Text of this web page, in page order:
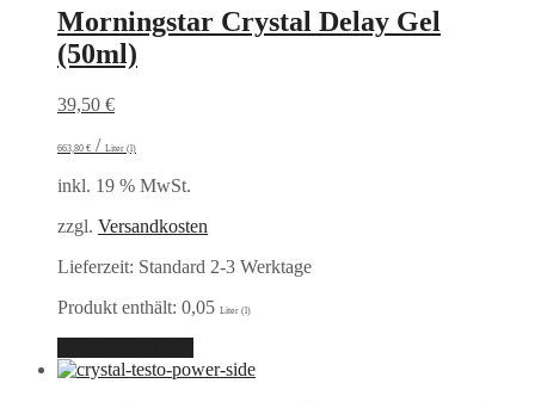
Morningstar Crystal Delay Gel
(50ml)
39,50 €
663,80 € / Liter (l)
inkl. 19 % MwSt.
zzgl. Versandkosten
Lieferzeit: Standard 2-3 Werktage
Produkt enthält: 0,05 Liter (l)